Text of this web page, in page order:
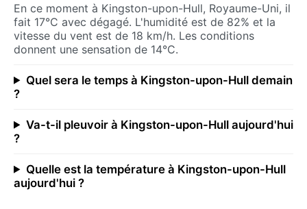
En ce moment à Kingston-upon-Hull, Royaume-Uni, il
fait 17°C avec dégagé. L'humidité est de 82% et la
vitesse du vent est de 18 km/h. Les conditions
donnent une sensation de 14°C.
Quel sera le temps à Kingston-upon-Hull demain
?
Va-t-il pleuvoir à Kingston-upon-Hull aujourd'hui
?
Quelle est la température à Kingston-upon-Hull
aujourd'hui ?